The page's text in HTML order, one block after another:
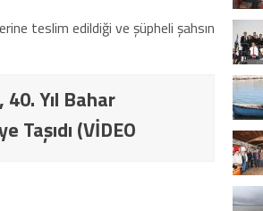
teslim edildiği ve şüpheli şahsın
Yıl Bahar
Taşıdı (VİDEO